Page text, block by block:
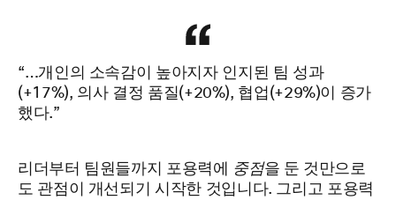
“…개인의 소속감이 높아지자 인지된 팀 성과
(+17%), 의사 결정 품질(+20%), 협업(+29%)이 증가
했다.”
리더부터 팀원들까지 포용력에 중점을 둔 것만으로
도 관점이 개선되기 시작한 것입니다. 그리고 포용력